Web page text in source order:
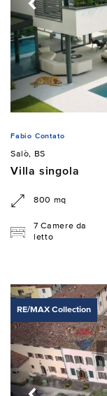
Fabio Contato
Salò, BS
Villa singola
800 mq
7 Camere da
letto
RE/MAX Collection